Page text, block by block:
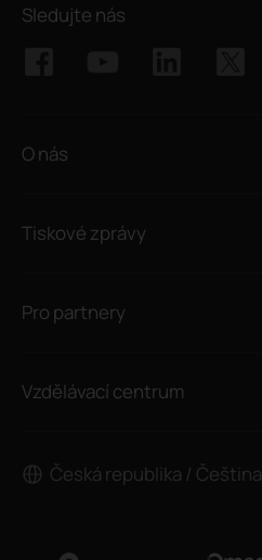
Sledujte nás
O nás
Tiskové zprávy
Pro partnery
Vzdělávací centrum
Česká republika / Čeština